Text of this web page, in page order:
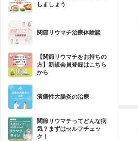
しましょう
関節リウマチ治療体験談
【関節リウマチをお持ちの
方】新規会員登録はこちら
から
潰瘍性大腸炎の治療
関節リウマチってどんな病
気？まずはセルフチェッ
ク！